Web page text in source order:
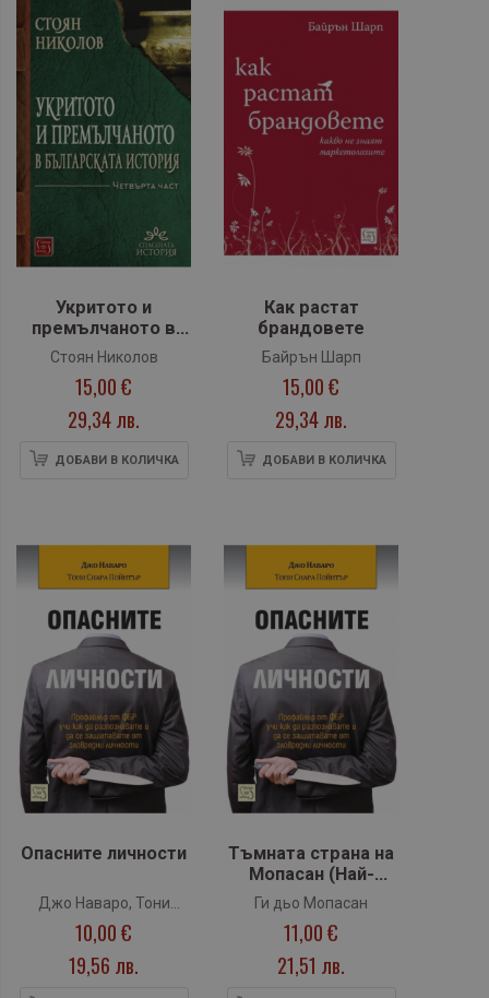
Укритото и
премълчаното в
българската
Стоян Николов
15,00 €
29,34 лв.
ДОБАВИ В КОЛИЧКА
Как растат
брандовете
Байрън Шарп
15,00 €
29,34 лв.
ДОБАВИ В КОЛИЧКА
Опасните личности
Джо Наваро, Тони
Сиара Пойнтър
10,00 €
19,56 лв.
Тъмната страна на
Мопасан (Най-
страшните разкази
на френския
класик)
Ги дьо Мопасан
11,00 €
21,51 лв.